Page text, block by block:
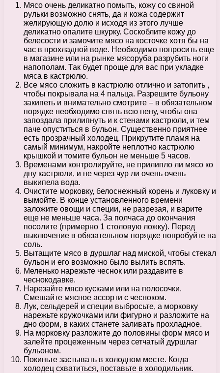
Мясо очень деликатно помыть, кожу со свиной
рульки возможно снять, да и кожа содержит
желирующую долю и исходя из этого лучше
деликатно опалите шкурку. Соскоблите кожу до
белесости и замочите мясо на косточке хотя бы на
час в прохладной воде. Необходимо попросить еще
в магазине или на рынке мясоруба разрубить ноги
напополам. Так будет проще для вас при укладке
мяса в кастрюлю.
Все мясо сложить в кастрюлю отлично и затопить ,
чтобы покрывала на 4 пальца. Разрешите бульону
закипеть и внимательно смотрите – в обязательном
порядке необходимо снять всю пену, чтобы она
запоздала прилипнуть и к стенами кастрюли, и тем
паче опуститься в бульон. Существенно приятнее
есть прозрачный холодец. Прикрутите пламя на
самый минимум, накройте неплотно кастрюлю
крышкой и томите бульон не меньше 5 часов.
Временами контролируйте, не прилипло ли мясо ко
дну кастрюли, и не через чур ли очень очень
выкипела вода.
Очистите морковку, белоснежный корень и луковку и
вымойте. В конце установленного времени
заложите овощи и специи, не разрезая, и варите
еще не меньше часа. За полчаса до окончания
посолите (примерно 1 столовую ложку). Перед
выключение в обязательном порядке попробуйте на
соль.
Вытащите мясо в дуршлаг над миской, чтобы стекал
бульон и его возможно было вылить вспять.
Меленько нарежьте чеснок или раздавите в
чеснокодавке.
Нарезайте мясо кусками или на полосочки.
Смешайте мясное ассорти с чесноком.
Лук, сельдерей и специи выбросьте, а морковку
нарежьте кружочками или фигурно и разложите на
дно форм, в каких станете заливать прохладное.
На морковку разложите до половины форм мясо и
залейте процеженным через сетчатый дуршлаг
бульоном.
Покиньте застывать в холодном месте. Когда
холодец схватиться, поставьте в холодильник.